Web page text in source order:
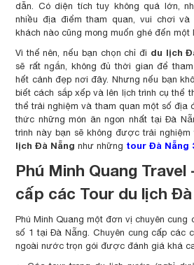
dẫn. Có diện tích tuy không quá lớn,
nhiều địa điểm tham quan, vui chơi
khách nào cũng mong muốn ghé đến một
Vì thế nên, nếu bạn chọn chỉ đi du lịch
sẽ rất ngắn, không đủ thời gian để
hết cảnh đẹp nơi đây. Nhưng nếu bạn
biết cách sắp xếp và lên lịch trình cụ thể
thể trải nghiệm và tham quan một số địa
thức những món ăn ngon nhất tại Đà
trình này bạn sẽ không được trải
lịch Đà Nẵng như những tour Đà Nẵng
Phú Minh Quang
cấp các Tour du lịch
Phú Minh Quang một đơn vị chuyên cung
số 1 tại Đà Nẵng. Chuyên cung cấp các
ngoài nước trọn gói được đánh giá khá